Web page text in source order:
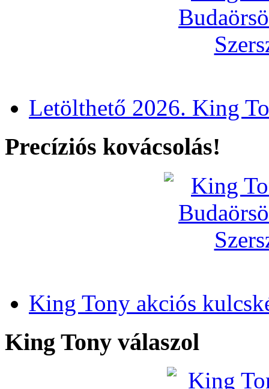
Letölthető 2026. King
Precíziós kovácsolás!
King Tony akciós
King Tony válaszol